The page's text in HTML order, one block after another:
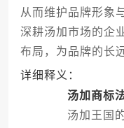
从而维护品牌形象
深耕汤加市场的企
布局，为品牌的长
详细释义：
汤加商标
汤加王国的